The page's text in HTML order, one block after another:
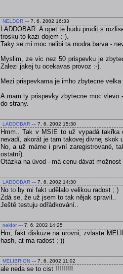
NELDOR --- 7. 6. 2002 16:33
LADDOBAR: A opet te budu prudit s
trosku to kazi dojem :-).
Taky se mi moc nelibi ta modra barva -
Myslim, ze vic nez 50 prispevku je
Zalezi jakej tu ocekavas provoz :-).
Mezi prispevkama je imho zbytecne
A mam ty prispevky zbytecne moc
do strany.
LADDOBAR --- 7. 6. 2002 15:30
Hmm.. Tak v MSIE to už vypadá
nevadí, akorát je tam takovej divnej skok
No, a už máme i první zaregistrované,
ostatní).
Otázka na úvod - má cenu dávat
LADDOBAR --- 7. 6. 2002 14:30
No to by mi fakt udělalo velikou radost ; )
Zdá se, že už jsem to tak nějak spravil..
Ještě testuju odřádkování..
neldor --- 7. 6. 2002 14:25
Hm, fakt diskuze na urovni, zvlaste
hash, at ma radost ;-))
MELIBRION --- 7. 6. 2002 11:02
ale neda se to cist !!!!!!!!!